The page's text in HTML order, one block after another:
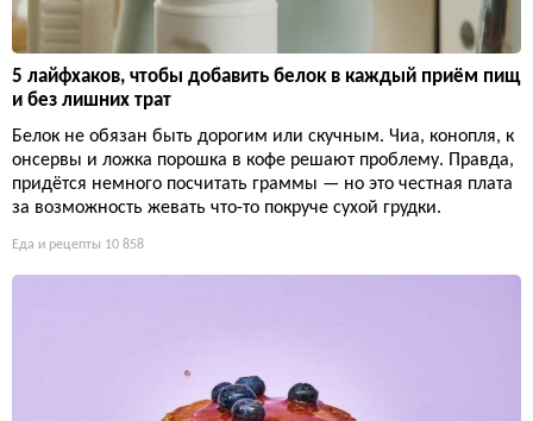
5 лайфхаков, чтобы добавить белок в каждый приём пищ
и без лишних трат
Белок не обязан быть дорогим или скучным. Чиа, конопля, к
онсервы и ложка порошка в кофе решают проблему. Правда,
придётся немного посчитать граммы — но это честная плата
за возможность жевать что-то покруче сухой грудки.
Еда и рецепты 10 858